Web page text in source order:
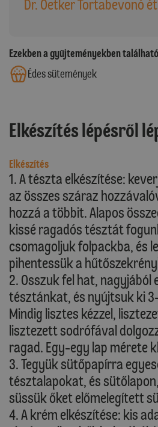
Dr. Oetker Tortabevonó ét
Ezekben a gyűjteményekben
Édes sütemények
Elkészítés lépésről
Elkészítés
1. A tészta elkészítése:
az összes száraz
hozzá a többit. Alapos
kissé ragadós tésztát
csomagoljuk folpackba, és
pihentessük a
2. Osszuk fel hat, nagyjából
tésztánkat, és nyújtsuk ki
Mindig lisztes kézzel,
lisztezett sodrófával
ragad. Egy-egy lap mérete
3. Tegyük sütőpapírra
tésztalapokat, és
süssük őket előmelegített
4. A krém elkészítése: kis